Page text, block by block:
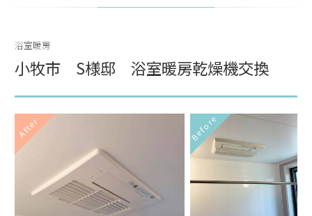
浴室暖房
小牧市 S様邸 浴室暖房乾燥機交換
After Before